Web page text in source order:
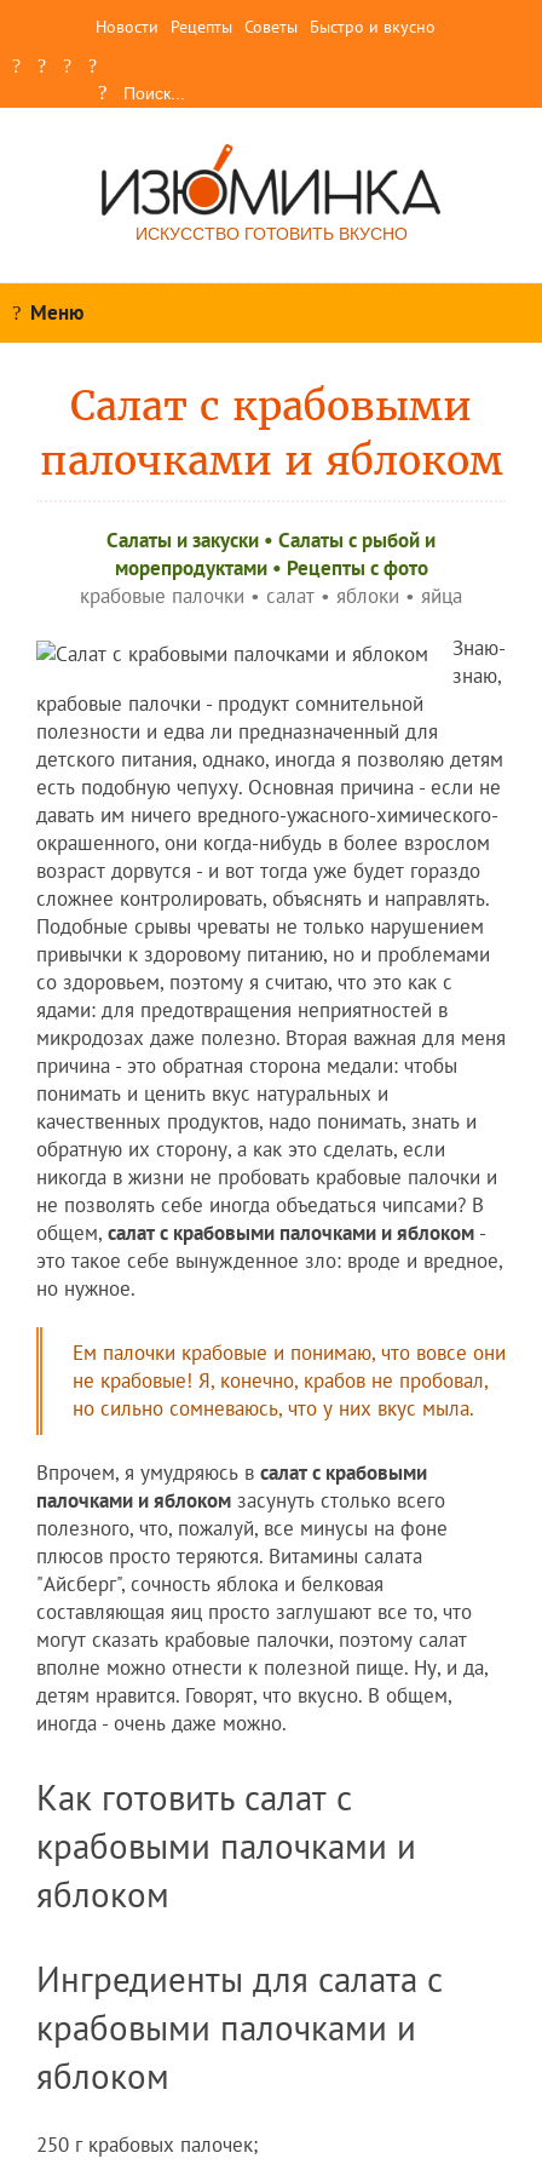
Новости Рецепты Советы Быстро и вкусно
ИСКУССТВО ГОТОВИТЬ ВКУСНО
Меню
Салат с крабовыми
палочками и яблоком
Салаты и закуски • Салаты с рыбой и
морепродуктами• Рецепты c фото
крабовые палочки • салат • яблоки • яйца
Знаю-
знаю,
крабовые палочки - продукт сомнительной
полезности и едва ли предназначенный для
детского питания, однако, иногда я позволяю детям
есть подобную чепуху. Основная причина - если не
давать им ничего вредного-ужасного-химического-
окрашенного, они когда-нибудь в более взрослом
возраст дорвутся - и вот тогда уже будет гораздо
сложнее контролировать, объяснять и направлять.
Подобные срывы чреваты не только нарушением
привычки к здоровому питанию, но и проблемами
со здоровьем, поэтому я считаю, что это как с
ядами: для предотвращения неприятностей в
микродозах даже полезно. Вторая важная для меня
причина - это обратная сторона медали: чтобы
понимать и ценить вкус натуральных и
качественных продуктов, надо понимать, знать и
обратную их сторону, а как это сделать, если
никогда в жизни не пробовать крабовые палочки и
не позволять себе иногда объедаться чипсами? В
общем, салат с крабовыми палочками и яблоком -
это такое себе вынужденное зло: вроде и вредное,
но нужное.
Ем палочки крабовые и понимаю, что вовсе они
не крабовые! Я, конечно, крабов не пробовал,
но сильно сомневаюсь, что у них вкус мыла.
Впрочем, я умудряюсь в салат с крабовыми
палочками и яблоком засунуть столько всего
полезного, что, пожалуй, все минусы на фоне
плюсов просто теряются. Витамины салата
"Айсберг", сочность яблока и белковая
составляющая яиц просто заглушают все то, что
могут сказать крабовые палочки, поэтому салат
вполне можно отнести к полезной пище. Ну, и да,
детям нравится. Говорят, что вкусно. В общем,
иногда - очень даже можно.
Как готовить салат с
крабовыми палочками и
яблоком
Ингредиенты для салата с
крабовыми палочками и
яблоком
250 г крабовых палочек;